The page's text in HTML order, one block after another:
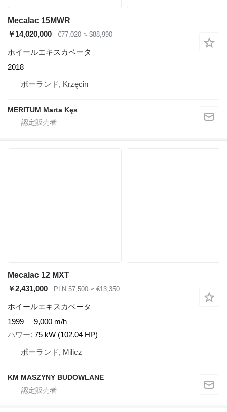
Mecalac 15MWR
￥14,020,000
€77,020 ≈ $88,990
ホイールエキスカベータ
2018
ポーランド, Krzęcin
MERITUM Marta Kęs
Mecalac 12 MXT
￥2,431,000
PLN 57,500 ≈ €13,350
ホイールエキスカベータ
1999
9,000 m/h
パワー 75 kW (102.04 HP)
ポーランド, Milicz
KM MASZYNY BUDOWLANE